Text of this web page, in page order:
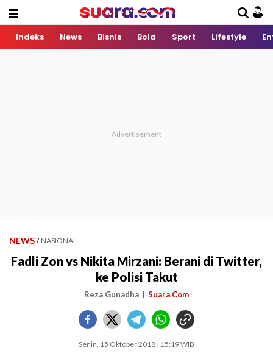
Indeks News Bisnis Bola Sport Lifestyle
NEWS / NASIONAL
Fadli Zon vs Nikita Mirzani: Berani di Twitter,
ke Polisi Takut
Reza Gunadha Suara.Com
Senin, 15 Oktober 2018 | 15:19 WIB